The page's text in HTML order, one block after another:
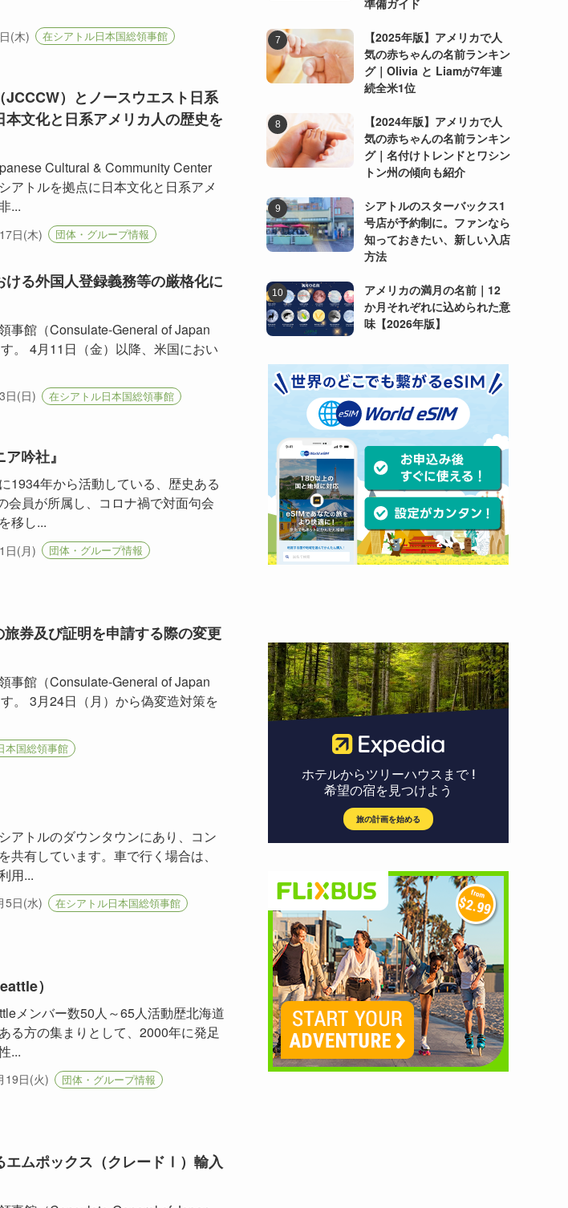
(木) 在シアトル日本国総領事館
）とノースウエスト日系
文化と日系アメリカ人の歴史を
Cultural & Community Center
アトルを拠点に日本文化と日系アメ
...
日(木) 団体・グループ情報
ける外国人登録義務等の厳格化に
事館（Consulate-General of Japan
。 4月11日（金）以降、米国におい
日(日) 在シアトル日本国総領事館
吟社』
1934年から活動している、歴史ある
会員が所属し、コロナ禍で対面句会
移し...
日(月) 団体・グループ情報
券及び証明を申請する際の変更
事館（Consulate-General of Japan
。 3月24日（月）から偽変造対策を
本国総領事館
アトルのダウンタウンにあり、コン
有しています。車で行く場合は、
用...
5日(水) 在シアトル日本国総領事館
）
メンバー数50人～65人活動歴北海道
る方の集まりとして、2000年に発足
...
19日(火) 団体・グループ情報
エムポックス（クレードⅠ）輸入
【2025年版】アメリカで人
気の赤ちゃんの名前ランキン
グ｜Olivia と Liamが7年連
続全米1位
【2024年版】アメリカで人
気の赤ちゃんの名前ランキン
グ｜名付けトレンドとワシン
トン州の傾向も紹介
シアトルのスターバックス1
号店が予約制に。ファンなら
知っておきたい、新しい入店
方法
アメリカの満月の名前｜12
か月それぞれに込められた意
味【2026年版】